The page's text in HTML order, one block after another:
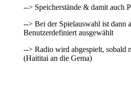
--> Speicherstände & damit auch
--> Bei der Spielauswahl ist dann
Benutzerdefiniert ausgewählt
--> Radio wird abgespielt, sobald
(Haititai an die Gema)